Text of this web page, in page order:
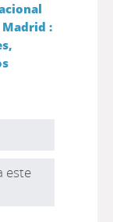
Madrid :
este